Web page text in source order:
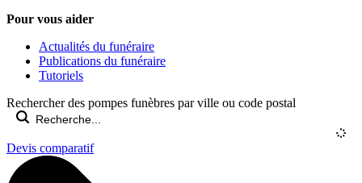
Pour vous aider
Actualités du funéraire
Publications du funéraire
Tutoriels
Rechercher des pompes funèbres par ville ou code postal
Devis comparatif